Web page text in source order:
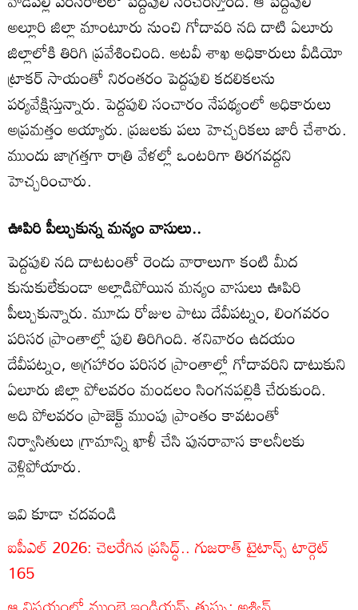
అల్లూరి జిల్లా మాంటూరు నుంచి గోదావరి నది దాటి ఏలూరు
జిల్లాలోకి తిరిగి ప్రవేశించింది. అటవీ శాఖ అధికారులు వీడియో
ట్రాకర్ సాయంతో నిరంతరం పెద్దపులి కదలికలను
పర్యవేక్షిస్తున్నారు. పెద్దపులి సంచారం నేపథ్యంలో అధికారులు
అప్రమత్తం అయ్యారు. ప్రజలకు పలు హెచ్చరికలు జారీ చేశారు.
ముందు జాగ్రత్తగా రాత్రి వేళల్లో ఒంటరిగా తిరగవద్దని
హెచ్చరించారు.
ఊపిరి పీల్చుకున్న మన్యం వాసులు..
పెద్దపులి నది దాటటంతో రెండు వారాలుగా కంటి మీద
కునుకులేకుండా అల్లాడిపోయిన మన్యం వాసులు ఊపిరి
పీల్చుకున్నారు. మూడు రోజుల పాటు దేవీపట్నం, లింగవరం
పరిసర ప్రాంతాల్లో పులి తిరిగింది. శనివారం ఉదయం
దేవీపట్నం, అగ్రహారం పరిసర ప్రాంతాల్లో గోదావరిని దాటుకుని
ఏలూరు జిల్లా పోలవరం మండలం సింగనపల్లికి చేరుకుంది.
అది పోలవరం ప్రాజెక్ట్ ముంపు ప్రాంతం కావటంతో
నిర్వాసితులు గ్రామాన్ని ఖాళీ చేసి పునరావాస కాలనీలకు
వెళ్లిపోయారు.
ఇవి కూడా చదవండి
ఐపీఎల్ 2026: చెలరేగిన ప్రసిద్ధ్.. గుజరాత్ టైటాన్స్ టార్గెట్
165